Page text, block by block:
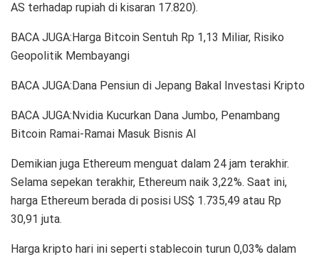
AS terhadap rupiah di kisaran 17.820).
BACA JUGA:Harga Bitcoin Sentuh Rp 1,13 Miliar, Risiko
Geopolitik Membayangi
BACA JUGA:Dana Pensiun di Jepang Bakal Investasi Kripto
BACA JUGA:Nvidia Kucurkan Dana Jumbo, Penambang
Bitcoin Ramai-Ramai Masuk Bisnis AI
Demikian juga Ethereum menguat dalam 24 jam terakhir.
Selama sepekan terakhir, Ethereum naik 3,22%. Saat ini,
harga Ethereum berada di posisi US$ 1.735,49 atau Rp
30,91 juta.
Harga kripto hari ini seperti stablecoin turun 0,03% dalam